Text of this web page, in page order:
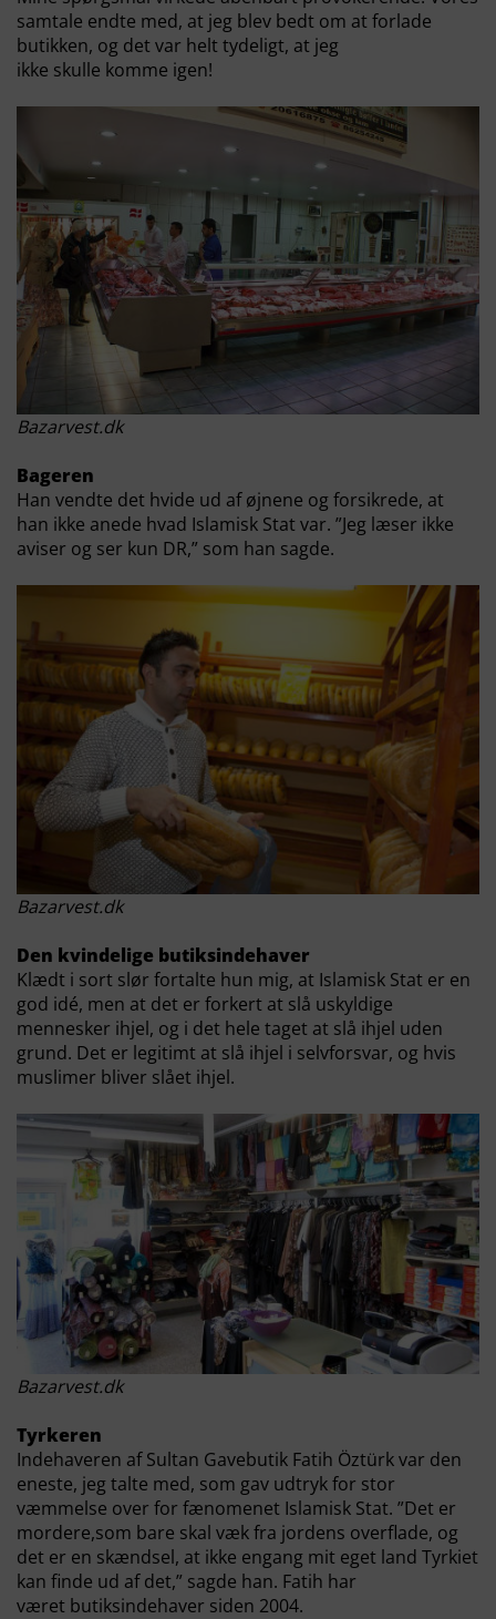
samtale endte med, at jeg blev bedt om at forlade
butikken, og det var helt tydeligt, at jeg
ikke skulle komme igen!
Bazarvest.dk
Bageren
Han vendte det hvide ud af øjnene og forsikrede, at
han ikke anede hvad Islamisk Stat var. ”Jeg læser ikke
aviser og ser kun DR,” som han sagde.
Bazarvest.dk
Den kvindelige butiksindehaver
Klædt i sort slør fortalte hun mig, at Islamisk Stat er en
god idé, men at det er forkert at slå uskyldige
mennesker ihjel, og i det hele taget at slå ihjel uden
grund. Det er legitimt at slå ihjel i selvforsvar, og hvis
muslimer bliver slået ihjel.
Bazarvest.dk
Tyrkeren
Indehaveren af Sultan Gavebutik Fatih Öztürk var den
eneste, jeg talte med, som gav udtryk for stor
væmmelse over for fænomenet Islamisk Stat. ”Det er
mordere,som bare skal væk fra jordens overflade, og
det er en skændsel, at ikke engang mit eget land Tyrkiet
kan finde ud af det,” sagde han. Fatih har
været butiksindehaver siden 2004.